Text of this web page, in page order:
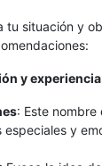
tu situación y
y
: Este
y